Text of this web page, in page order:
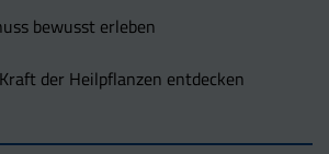
bewusst erleben
der Heilpflanzen entdecken